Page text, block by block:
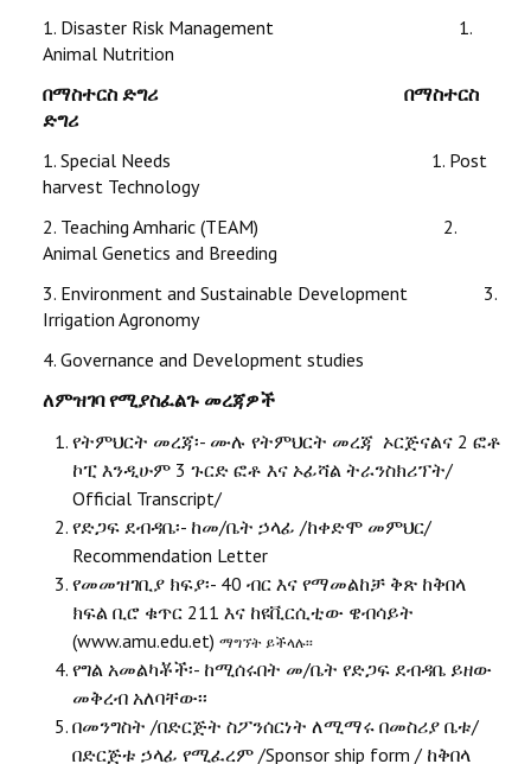
1. Disaster Risk Management 1.
Animal Nutrition
በማስተርስ ድግሪ በማስተርስ
ድግሪ
1. Special Needs 1. Post
harvest Technology
2. Teaching Amharic (TEAM) 2.
Animal Genetics and Breeding
3. Environment and Sustainable Development 3.
Irrigation Agronomy
4. Governance and Development studies
ለምዝገባ የሚያስፈልጉ መረጃዎች
የትምህርት መረጃ፡- ሙሉ የትምህርት መረጃ ኦርጅናልና 2 ፎቶ
ኮፒ እንዲሁም 3 ጉርድ ፎቶ እና ኦፊሻል ትራንስክሪፕት/
Official Transcript/
የድጋፍ ደብዳቤ፡- ከመ/ቤት ኃላፊ /ከቀድሞ መምህር/
Recommendation Letter
የመመዝገቢያ ክፍያ፡- 40 ብር እና የማመልከቻ ቅጽ ከቅበላ
ክፍል ቢሮ ቁጥር 211 እና ከዩቪርሲቲው ዌብሳይት
(www.amu.edu.et) ማግኘት ይችላሉ፡፡
የግል አመልካቾች፡- ከሚሰሩበት መ/ቤት የድጋፍ ደብዳቤ ይዘው
መቅረብ አለባቸው፡፡
በመንግስት /በድርጅት ስፖንሰርነት ለሚማሩ በመስሪያ ቤቱ/
በድርጅቱ ኃላፊ የሚፈረም /Sponsor ship form / ከቅበላ